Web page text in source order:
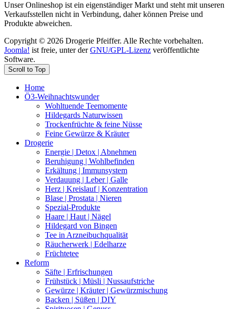
Unser Onlineshop ist ein eigenständiger Markt und steht mit unseren
Verkaufsstellen nicht in Verbindung, daher können Preise und
Produkte abweichen.
Copyright © 2026 Drogerie Pfeiffer. Alle Rechte vorbehalten.
Joomla! ist freie, unter derGNU/GPL-Lizenz veröffentlichte
Software.
Scroll to Top
Home
Ö3-Weihnachtswunder
Wohltuende Teemomente
Hildegards Naturwissen
Trockenfrüchte & feine Nüsse
Feine Gewürze & Kräuter
Drogerie
Energie | Detox | Abnehmen
Beruhigung | Wohlbefinden
Erkältung | Immunsystem
Verdauung | Leber | Galle
Herz | Kreislauf | Konzentration
Blase | Prostata | Nieren
Spezial-Produkte
Haare | Haut | Nägel
Hildegard von Bingen
Tee in Arzneibuchqualität
Räucherwerk | Edelharze
Früchtetee
Reform
Säfte | Erfrischungen
Frühstück | Müsli | Nussaufstriche
Gewürze | Kräuter | Gewürzmischung
Backen | Süßen | DIY